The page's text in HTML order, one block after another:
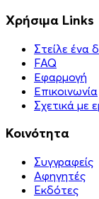
Χρήσιμα Links
Στείλε ένα
FAQ
Εφαρμογή
Επικοινωνία
Σχετικά με
Κοινότητα
Συγγραφείς
Αφηγητές
Eκδότες